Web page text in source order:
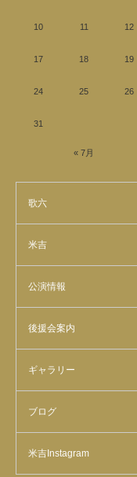
« 7月
10 11 12
17 18 19
24 25 26
31
歌六
米吉
公演情報
後援会案内
ギャラリー
ブログ
米吉Instagram